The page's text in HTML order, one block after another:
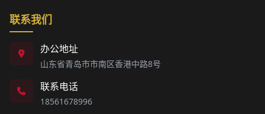
联系我们
办公地址
山东省青岛市市南区香港中路8号
联系电话
18561678996